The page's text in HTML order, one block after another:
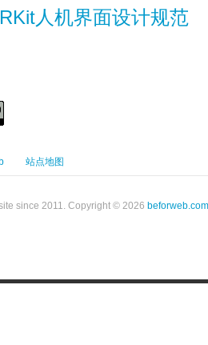
人机界面设计规范
站点地图
since 2011. Copyright © 2026 beforweb.com